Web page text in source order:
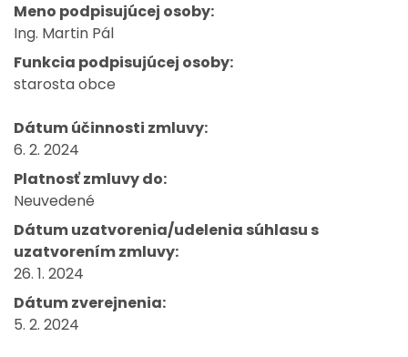
Meno podpisujúcej osoby:
Ing. Martin Pál
Funkcia podpisujúcej osoby:
starosta obce
Dátum účinnosti zmluvy:
6. 2. 2024
Platnosť zmluvy do:
Neuvedené
Dátum uzatvorenia/udelenia súhlasu s
uzatvorením zmluvy:
26. 1. 2024
Dátum zverejnenia:
5. 2. 2024